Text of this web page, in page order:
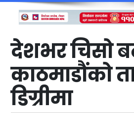
देशभर चिसो
काठमाडौंको
डिग्रीमा